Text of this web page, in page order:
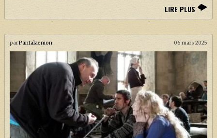
LIRE PLUS
parPantalaemon 06 mars 2025